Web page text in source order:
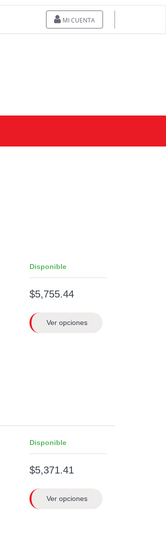
MI CUENTA
Disponible
$5,755.44
Ver opciones
Disponible
$5,371.41
Ver opciones